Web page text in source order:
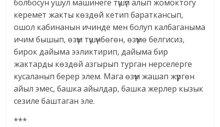
болбосун ушул машинеге түшүп алып жомоктогу
керемет жакты көздөй кетип бараткансып,
ошол кабинанын ичинде мен болуп калбаганыма
ичим бышып, өзүм түшүнбөгөн, өзүмө белгисиз,
бирок дайыма ээликтирип, дайыма бир
жактарды көздөй азгырып турган нерселерге
кусаланып берер элем. Мага өзүм жашап жүргөн
айыл эмес, башка айылдар, башка жерлер кызык
сезиле баштаган эле.
***